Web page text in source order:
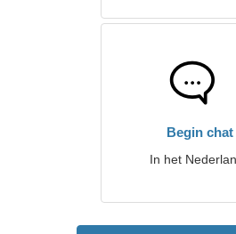
Begin chat
In het